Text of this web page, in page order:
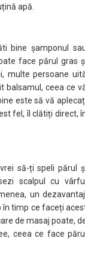
apă.
bine șamponul
face părul gras
multe persoane
balsamul, ceea ce
este să vă
fel, îl clătiți direct,
să-ți speli părul
scalpul cu
un
în timp ce faceți
de masaj poate,
ceea ce face